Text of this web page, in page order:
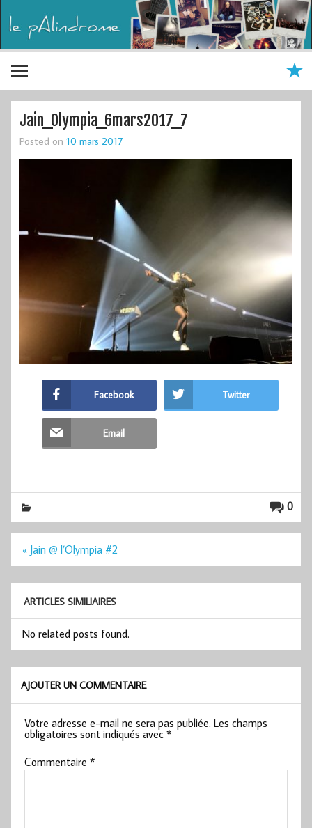
Jain_Olympia_6mars2017_7
Posted on 10 mars 2017
Facebook Twitter
Email
0
Navigation
de
« Jain @ l’Olympia #2
ARTICLES SIMILIAIRES
No related posts found.
AJOUTER UN COMMENTAIRE
Votre adresse e-mail ne sera pas publiée. Les champs
obligatoires sont indiqués avec*
Commentaire*